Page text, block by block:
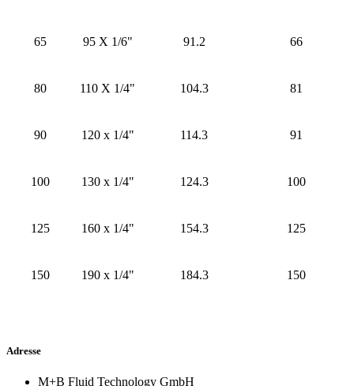
65 95 X 1/6" 91.2 66
80 110 X 1/4" 104.3 81
90 120 x 1/4" 114.3 91
100 130 x 1/4" 124.3 100
125 160 x 1/4" 154.3 125
150 190 x 1/4" 184.3 150
Adresse
M+B Fluid Technology GmbH